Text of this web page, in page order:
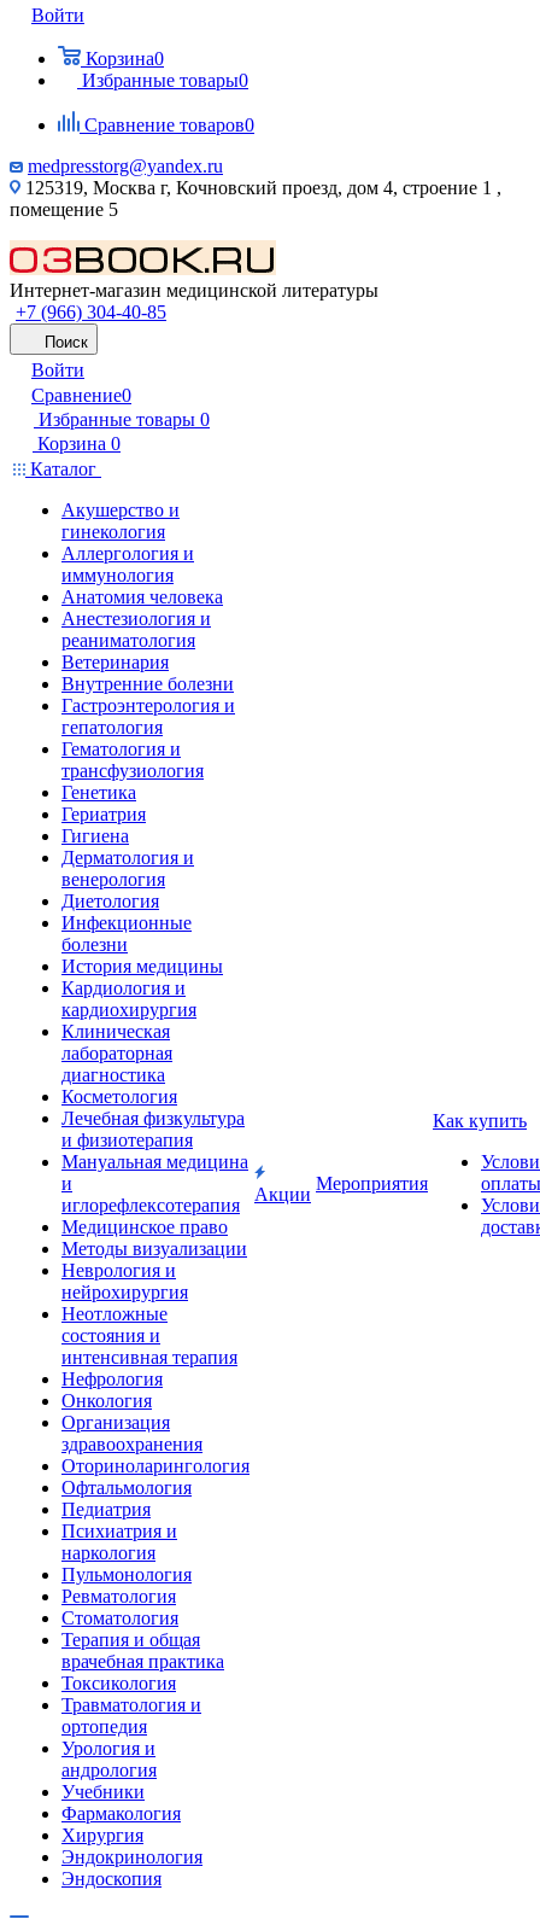
Войти
Корзина0
Избранные товары0
Сравнение товаров0
medpresstorg@yandex.ru
125319, Москва г, Кочновский проезд, дом 4, строение 1 ,
помещение 5
Интернет-магазин медицинской литературы
+7 (966) 304-40-85
Поиск
Войти
Сравнение0
Избранные товары 0
Корзина 0
Каталог
Акушерство и
гинекология
Аллергология и
иммунология
Анатомия человека
Анестезиология и
реаниматология
Ветеринария
Внутренние болезни
Гастроэнтерология и
гепатология
Гематология и
трансфузиология
Генетика
Гериатрия
Гигиена
Дерматология и
венерология
Диетология
Инфекционные
болезни
История медицины
Кардиология и
кардиохирургия
Клиническая
лабораторная
диагностика
Косметология
Лечебная физкультура
и физиотерапия
Мануальная медицина
и
иглорефлексотерапия
Медицинское право
Методы визуализации
Неврология и
нейрохирургия
Неотложные
состояния и
интенсивная терапия
Нефрология
Онкология
Организация
здравоохранения
Оториноларингология
Офтальмология
Педиатрия
Психиатрия и
наркология
Пульмонология
Ревматология
Стоматология
Терапия и общая
врачебная практика
Токсикология
Травматология и
ортопедия
Урология и
андрология
Учебники
Фармакология
Хирургия
Эндокринология
Эндоскопия
Акции
Мероприятия
Как купить
оплаты